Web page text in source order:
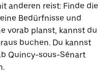
anderen reist: Finde die
Bedürfnisse und
vorab planst, kannst du
buchen. Du kannst
Quincy-sous-Sénart